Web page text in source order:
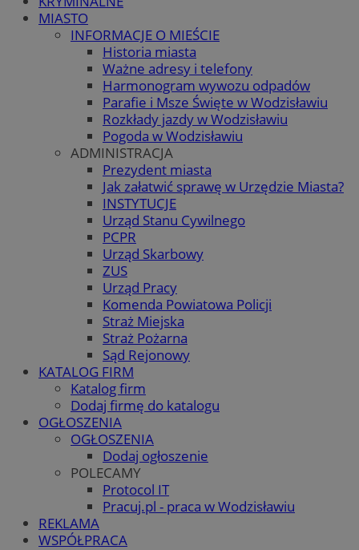
MIASTO
INFORMACJE O MIEŚCIE
Historia miasta
Ważne adresy i telefony
Harmonogram wywozu odpadów
Parafie i Msze Święte w Wodzisławiu
Rozkłady jazdy w Wodzisławiu
Pogoda w Wodzisławiu
ADMINISTRACJA
Prezydent miasta
Jak załatwić sprawę w Urzędzie Miasta?
INSTYTUCJE
Urząd Stanu Cywilnego
PCPR
Urząd Skarbowy
ZUS
Urząd Pracy
Komenda Powiatowa Policji
Straż Miejska
Straż Pożarna
Sąd Rejonowy
KATALOG FIRM
Katalog firm
Dodaj firmę do katalogu
OGŁOSZENIA
OGŁOSZENIA
Dodaj ogłoszenie
POLECAMY
Protocol IT
Pracuj.pl - praca w Wodzisławiu
REKLAMA
WSPÓŁPRACA